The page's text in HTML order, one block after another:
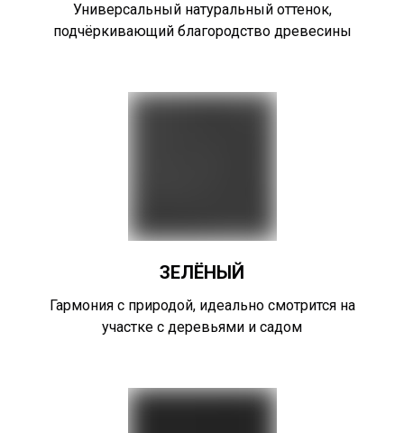
Универсальный натуральный оттенок,
подчёркивающий благородство древесины
ЗЕЛЁНЫЙ
Гармония с природой, идеально смотрится на
участке с деревьями и садом